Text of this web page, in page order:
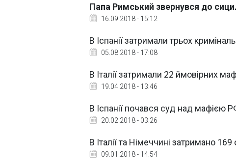
Папа Римський звернувся до
16.09.2018 - 15:12
В Іспанії затримали трьох
05.08.2018 - 17:08
В Італії затримали 22 ймовірних
19.04.2018 - 13:46
В Іспанії почався суд над мафією
20.02.2018 - 03:26
В Італії та Німеччині затримано
09.01.2018 - 14:54